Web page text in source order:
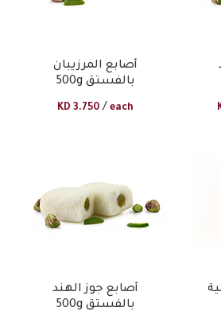
أصابع المرزيبان
بالفستق 500g
KD 3.750 / each
أصابع جوز الهند
بالفستق 500g